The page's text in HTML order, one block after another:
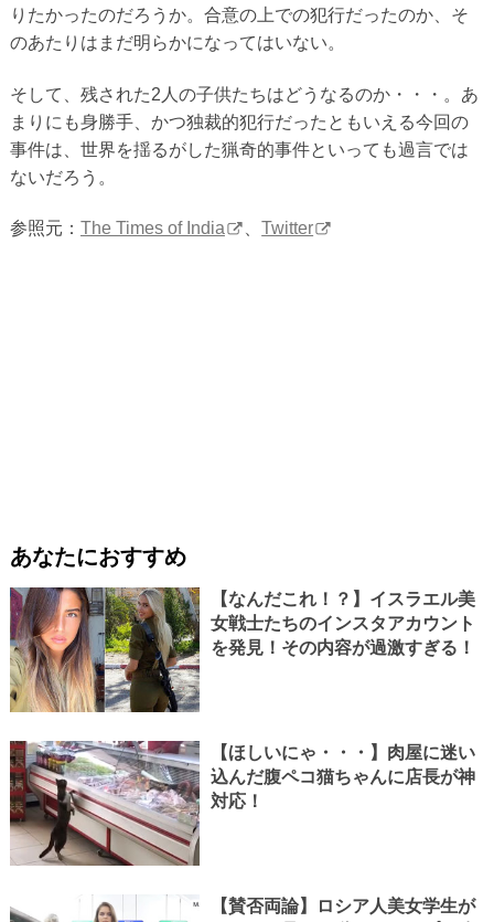
りたかったのだろうか。合意の上での犯行だったのか、そ
のあたりはまだ明らかになってはいない。
そして、残された2人の子供たちはどうなるのか・・・。あ
まりにも身勝手、かつ独裁的犯行だったともいえる今回の
事件は、世界を揺るがした猟奇的事件といっても過言では
ないだろう。
参照元： The Times of India 、Twitter
あなたにおすすめ
【なんだこれ！？】イスラエル美
女戦士たちのインスタアカウント
を発見！その内容が過激すぎる！
【ほしいにゃ・・・】肉屋に迷い
込んだ腹ペコ猫ちゃんに店長が神
対応！
【賛否両論】ロシア人美女学生が